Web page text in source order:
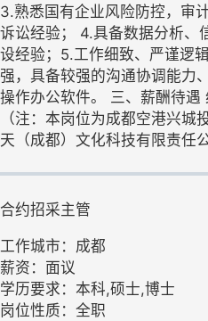
3.熟悉国有企业风险防控，审
诉讼经验； 4.具备数据分析、
设经验；5.工作细致、严谨逻
强，具备较强的沟通协调能力
操作办公软件。 三、薪酬待遇
（注：本岗位为成都空港兴城
天（成都）文化科技有限责任
合约招采主管
工作城市：成都
薪资：面议
学历要求：本科,硕士,博士
岗位性质：全职